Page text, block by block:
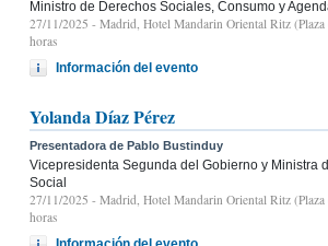
Ministro de Derechos Sociales, Consumo y
27/11/2025 - Madrid, Hotel Mandarin Oriental Ritz (Plaza
horas
Información del evento
Yolanda Díaz Pérez
Presentadora de Pablo Bustinduy
Vicepresidenta Segunda del Gobierno y Ministra
Social
27/11/2025 - Madrid, Hotel Mandarin Oriental Ritz (Plaza
horas